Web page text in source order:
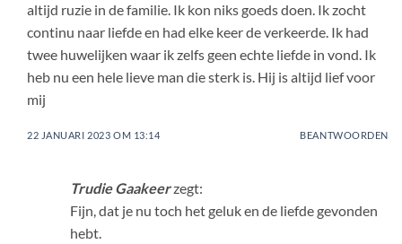
altijd ruzie in de familie. Ik kon niks goeds doen. Ik zocht
continu naar liefde en had elke keer de verkeerde. Ik had
twee huwelijken waar ik zelfs geen echte liefde in vond. Ik
heb nu een hele lieve man die sterk is. Hij is altijd lief voor
mij
22 JANUARI 2023 OM 13:14 BEANTWOORDEN
Trudie Gaakeerzegt:
Fijn, dat je nu toch het geluk en de liefde gevonden
hebt.